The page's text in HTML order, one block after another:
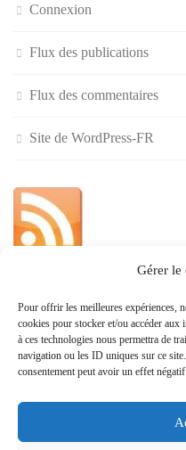
Gérer le
Pour offrir les meilleures expériences,
cookies pour stocker et/ou accéder
à ces technologies nous permettra de
navigation ou les ID uniques sur ce
consentement peut avoir un effet
Connexion
Flux des publications
Flux des commentaires
Site de WordPress-FR
»
Politique de confidentialité